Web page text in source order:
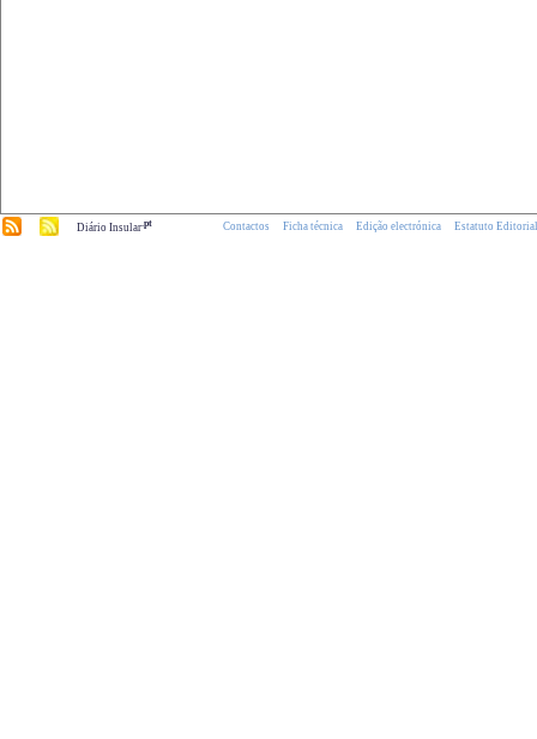
Diário Insular.pt Contactos Ficha técnica Edição electrónica Estatuto Editorial